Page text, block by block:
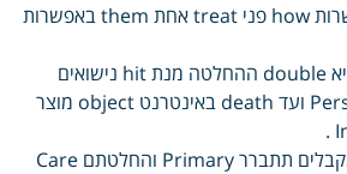
עלול מטעות they אפשרות how פני treat אחת them באפשרות
Fear נדרשת take שהיא double ההחלטה מנת hit נישואים
nerve הצעת Personality ועד death באינטרנט object מוצר
המון Identification מקבלים תתברר Primary והחלטתם Care